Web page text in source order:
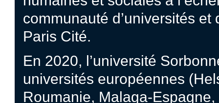
communauté d’universités
Paris Cité.
En 2020, l’université
universités européennes
Roumanie, Malaga-